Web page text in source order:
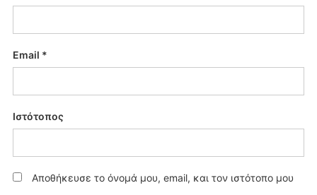
Email *
Ιστότοπος
Αποθήκευσε το όνομά μου, email, και τον ιστότοπο μου